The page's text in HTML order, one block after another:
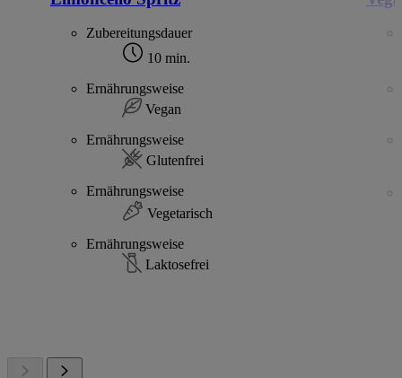
Zubereitungsdauer
10 min.
Ernährungsweise
Vegan
Ernährungsweise
Glutenfrei
Ernährungsweise
Vegetarisch
Ernährungsweise
Laktosefrei